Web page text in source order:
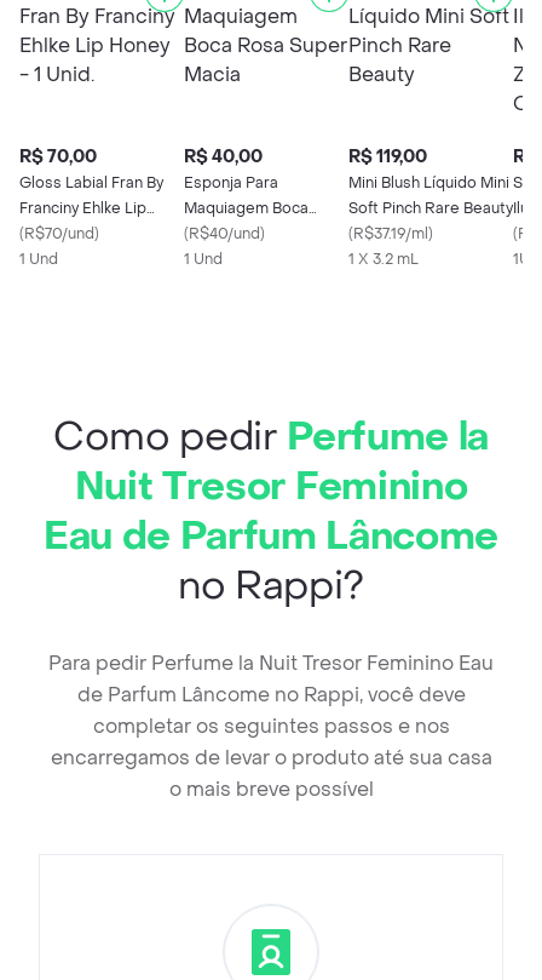
R$ 70,00
Gloss Labial Fran By
Franciny Ehlke Lip
Honey - 1 Unid.
(R$70/und)
1 Und
R$ 40,00
Esponja Para
Maquiagem Boca
Rosa Super Macia
(R$40/und)
1 Und
R$ 119,00
Mini Blush Líquido Mini
Soft Pinch Rare Beauty
(R$37.19/ml)
1 X 3.2 mL
(
Como pedir Perfume la
Nuit Tresor Feminino
Eau de Parfum Lâncome
no Rappi?
Para pedir Perfume la Nuit Tresor Feminino Eau
de Parfum Lâncome no Rappi, você deve
completar os seguintes passos e nos
encarregamos de levar o produto até sua casa
o mais breve possível